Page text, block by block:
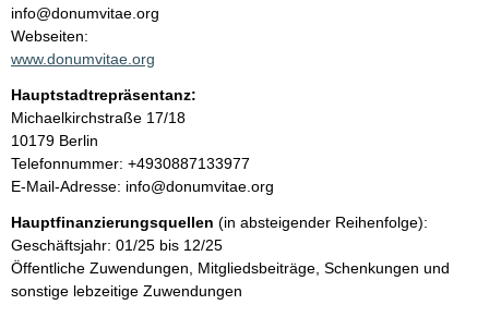
n
t
a
t
i
n
o
r
m
a
t
info@donumvitae.org
Webseiten:
www.donumvitae.org
Hauptstadtrepräsentanz:
A
d
r
e
s
e
Michaelkirchstraße 17/18
10179 Berlin
K
o
t
a
k
t
Telefonnummer: +4930887133977
E-Mail-Adresse: info@donumvitae.org
Hauptfinanzierungsquellen (in absteigender Reihenfolge):
Geschäftsjahr: 01/25 bis 12/25
Öffentliche Zuwendungen, Mitgliedsbeiträge, Schenkungen und
sonstige lebzeitige Zuwendungen